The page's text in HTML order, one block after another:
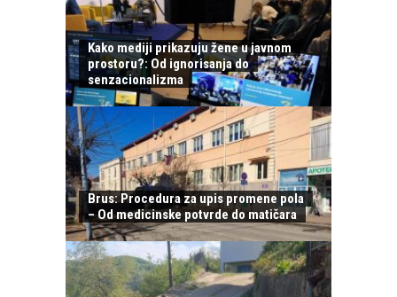
Kako mediji prikazuju žene u javnom
prostoru?: Od ignorisanja do
senzacionalizma
Brus: Procedura za upis promene pola
– Od medicinske potvrde do matičara